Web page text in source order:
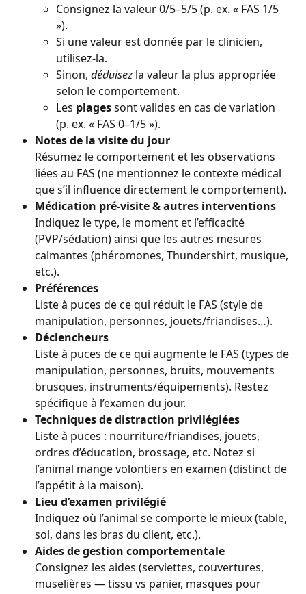
Consignez la valeur 0/5–5/5 (p. ex. « FAS 1/5
»).
Si une valeur est donnée par le clinicien,
utilisez-la.
Sinon, déduisez la valeur la plus appropriée
selon le comportement.
Les plages sont valides en cas de variation
(p. ex. « FAS 0–1/5 »).
Notes de la visite du jour
Résumez le comportement et les observations
liées au FAS (ne mentionnez le contexte médical
que s’il influence directement le comportement).
Médication pré-visite & autres interventions
Indiquez le type, le moment et l’efficacité
(PVP/sédation) ainsi que les autres mesures
calmantes (phéromones, Thundershirt, musique,
etc.).
Préférences
Liste à puces de ce qui réduit le FAS (style de
manipulation, personnes, jouets/friandises…).
Déclencheurs
Liste à puces de ce qui augmente le FAS (types de
manipulation, personnes, bruits, mouvements
brusques, instruments/équipements). Restez
spécifique à l’examen du jour.
Techniques de distraction privilégiées
Liste à puces : nourriture/friandises, jouets,
ordres d’éducation, brossage, etc. Notez si
l’animal mange volontiers en examen (distinct de
l’appétit à la maison).
Lieu d’examen privilégié
Indiquez où l’animal se comporte le mieux (table,
sol, dans les bras du client, etc.).
Aides de gestion comportementale
Consignez les aides (serviettes, couvertures,
muselières — tissu vs panier, masques pour